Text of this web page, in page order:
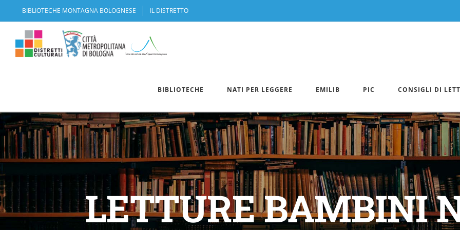
al
contenuto
BIBLIOTECHE MONTAGNA BOLOGNESE IL DISTRETTO
BIBLIOTECHE NATI PER LEGGERE EMILIB PIC CONSIGLI DI
LETTURE BAMBINI